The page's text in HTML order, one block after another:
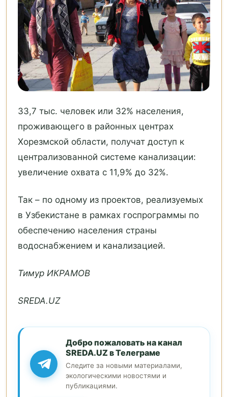
33,7 тыс. человек или 32% населения,
проживающего в районных центрах
Хорезмской области, получат доступ к
централизованной системе канализации:
увеличение охвата с 11,9% до 32%.
Так – по одному из проектов, реализуемых
в Узбекистане в рамках госпрограммы по
обеспечению населения страны
водоснабжением и канализацией.
Тимур ИКРАМОВ
SREDA.UZ
Добро пожаловать на канал
SREDA.UZ в Телеграме
Следите за новыми материалами,
экологическими новостями и
публикациями.